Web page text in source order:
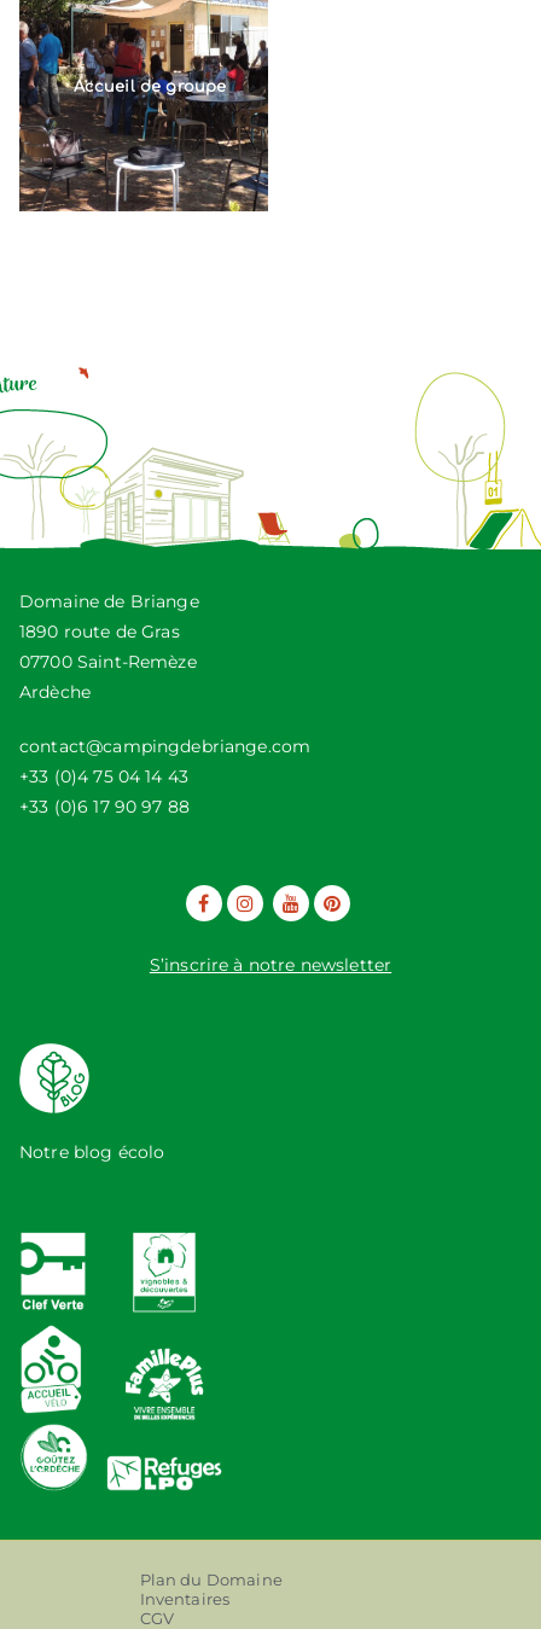
Accueil de groupe
Domaine de Briange
1890 route de Gras
07700 Saint-Remèze
Ardèche
contact@campingdebriange.com
+33 (0)4 75 04 14 43
+33 (0)6 17 90 97 88
S’inscrire à notre newsletter
Notre blog écolo
Plan du Domaine
Inventaires
CGV